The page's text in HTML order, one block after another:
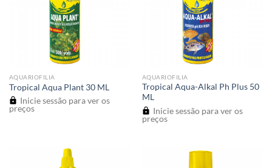
AQUARIOFILIA
Tropical Aqua Plant 30 ML
Inicie sessão para ver os
preços
AQUARIOFILIA
Tropical Aqua-Alkal Ph Plus 50
ML
Inicie sessão para ver os
preços